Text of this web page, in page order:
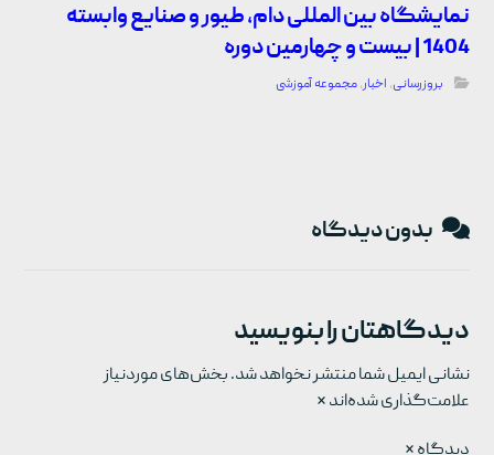
نمایشگاه بین المللی دام، طیور و صنایع وابسته
1404 | بیست و چهارمین دوره
بروزرسانی, اخبار,مجموعه آموزشی
بدون دیدگاه
دیدگاهتان را بنویسید
نشانی ایمیل شما منتشر نخواهد شد.بخش‌های موردنیاز
علامت‌گذاری شده‌اند*